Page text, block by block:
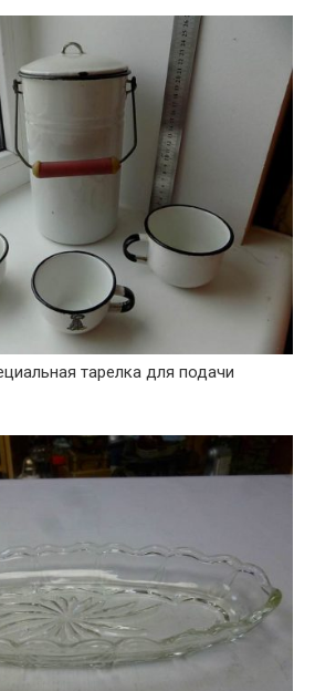
тарелка для подачи